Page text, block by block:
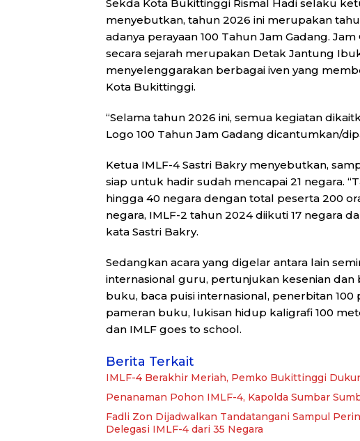
Sekda Kota Bukittinggi Rismal Hadi selaku
menyebutkan, tahun 2026 ini merupakan
adanya perayaan 100 Tahun Jam Gadang.
secara sejarah merupakan Detak Jantung
menyelenggarakan berbagai iven yang
Kota Bukittinggi.
“Selama tahun 2026 ini, semua kegiatan
Logo 100 Tahun Jam Gadang dicantumkan/
Ketua IMLF-4 Sastri Bakry menyebutkan,
siap untuk hadir sudah mencapai 21 negara.
hingga 40 negara dengan total peserta 200
negara, IMLF-2 tahun 2024 diikuti 17 negara
kata Sastri Bakry.
Sedangkan acara yang digelar antara lain
internasional guru, pertunjukan kesenian
buku, baca puisi internasional, penerbitan 100
pameran buku, lukisan hidup kaligrafi 100
dan IMLF goes to school.
Berita Terkait
IMLF-4 Berakhir Meriah, Pemko Bukittinggi
Penanaman Pohon IMLF-4, Kapolda Sumbar
Fadli Zon Dijadwalkan Tandatangani Sampul
Delegasi IMLF-4 dari 35 Negara